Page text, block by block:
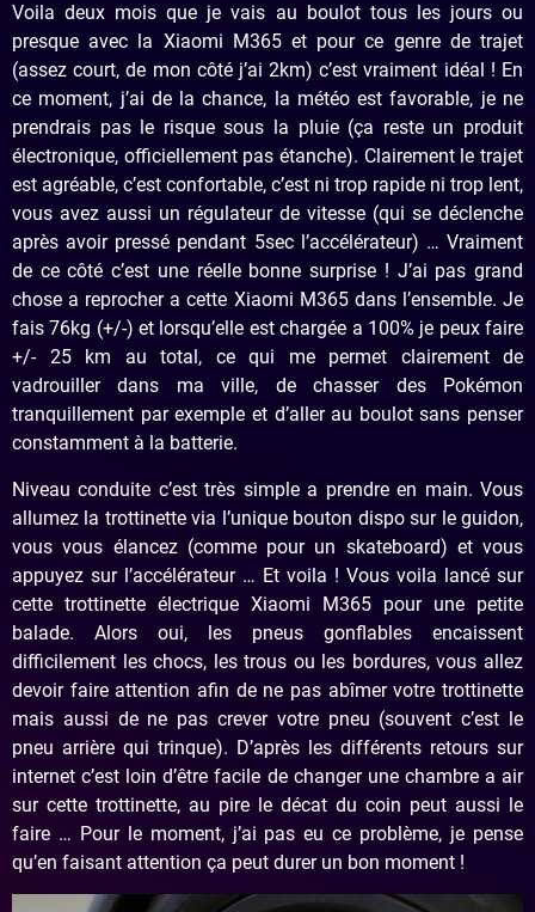
Voila deux mois que je vais au boulot tous les jours ou
presque avec la Xiaomi M365 et pour ce genre de trajet
(assez court, de mon côté j’ai 2km) c’est vraiment idéal ! En
ce moment, j’ai de la chance, la météo est favorable, je ne
prendrais pas le risque sous la pluie (ça reste un produit
électronique, officiellement pas étanche). Clairement le trajet
est agréable, c’est confortable, c’est ni trop rapide ni trop lent,
vous avez aussi un régulateur de vitesse (qui se déclenche
après avoir pressé pendant 5sec l’accélérateur) … Vraiment
de ce côté c’est une réelle bonne surprise ! J’ai pas grand
chose a reprocher a cette Xiaomi M365 dans l’ensemble. Je
fais 76kg (+/-) et lorsqu’elle est chargée a 100% je peux faire
+/- 25 km au total, ce qui me permet clairement de
vadrouiller dans ma ville, de chasser des Pokémon
tranquillement par exemple et d’aller au boulot sans penser
constamment à la batterie.
Niveau conduite c’est très simple a prendre en main. Vous
allumez la trottinette via l’unique bouton dispo sur le guidon,
vous vous élancez (comme pour un skateboard) et vous
appuyez sur l’accélérateur … Et voila ! Vous voila lancé sur
cette trottinette électrique Xiaomi M365 pour une petite
balade. Alors oui, les pneus gonflables encaissent
difficilement les chocs, les trous ou les bordures, vous allez
devoir faire attention afin de ne pas abîmer votre trottinette
mais aussi de ne pas crever votre pneu (souvent c’est le
pneu arrière qui trinque). D’après les différents retours sur
internet c’est loin d’être facile de changer une chambre a air
sur cette trottinette, au pire le décat du coin peut aussi le
faire … Pour le moment, j’ai pas eu ce problème, je pense
qu’en faisant attention ça peut durer un bon moment !